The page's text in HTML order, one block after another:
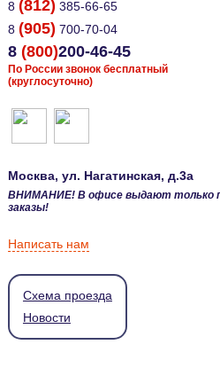
8 (812) 385-66-65
8 (905) 700-70-04
8 (800)200-46-45
По России звонок бесплатный
(круглосуточно)
Москва, ул. Нагатинская, д.3а
ВНИМАНИЕ! В офисе выдают только
заказы!
Написать нам
Схема проезда
Новости